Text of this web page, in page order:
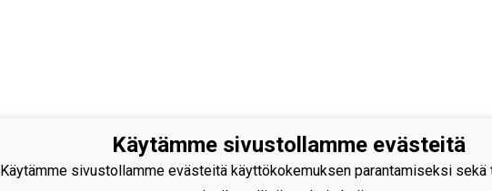
Sodankylän Pallo ry - Nuorissa on
tulevaisuus
Käytämme sivustollamme evästeitä
Käytämme sivustollamme evästeitä käyttökokemuksen parantamiseksi sekä